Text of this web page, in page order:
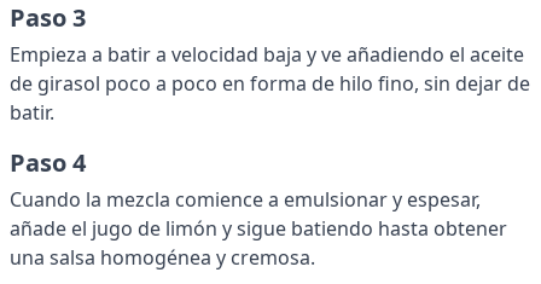
Paso 3
Empieza a batir a velocidad baja y ve añadiendo el aceite
de girasol poco a poco en forma de hilo fino, sin dejar de
batir.
Paso 4
Cuando la mezcla comience a emulsionar y espesar,
añade el jugo de limón y sigue batiendo hasta obtener
una salsa homogénea y cremosa.